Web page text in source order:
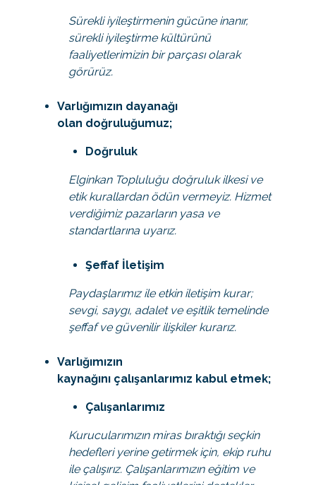
Sürekli iyileştirmenin gücüne inanır,
sürekli iyileştirme kültürünü
faaliyetlerimizin bir parçası olarak
görürüz.
Varlığımızın dayanağı
olan doğruluğumuz;
Doğruluk
Elginkan Topluluğu doğruluk ilkesi ve
etik kurallardan ödün vermeyiz. Hizmet
verdiğimiz pazarların yasa ve
standartlarına uyarız.
Şeffaf İletişim
Paydaşlarımız ile etkin iletişim kurar;
sevgi, saygı, adalet ve eşitlik temelinde
şeffaf ve güvenilir ilişkiler kurarız.
Varlığımızın
kaynağını çalışanlarımız kabul etmek;
Çalışanlarımız
Kurucularımızın miras bıraktığı seçkin
hedefleri yerine getirmek için, ekip ruhu
ile çalışırız. Çalışanlarımızın eğitim ve